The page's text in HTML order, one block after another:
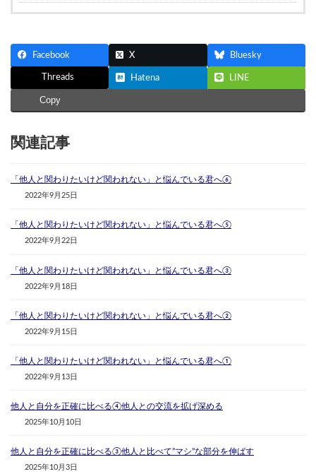
Facebook X Bluesky
Threads Hatena LINE
Copy
関連記事
「他人と関わりたいけど関われない」と悩んでいる君へ⑥
2022年9月25日
「他人と関わりたいけど関われない」と悩んでいる君へ⑤
2022年9月22日
「他人と関わりたいけど関われない」と悩んでいる君へ③
2022年9月18日
「他人と関わりたいけど関われない」と悩んでいる君へ②
2022年9月15日
「他人と関わりたいけど関われない」と悩んでいる君へ①
2022年9月13日
他人と自分を正確に比べる④他人との交流を拡げ深める
2025年10月10日
他人と自分を正確に比べる③他人と比べて”マシ”な部分を伸ばす
2025年10月3日